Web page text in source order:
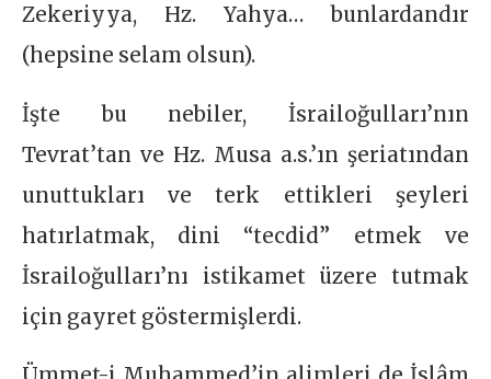
Zekeriyya, Hz. Yahya… bunlardandır
(hepsine selam olsun).
İşte bu nebiler, İsrailoğulları’nın
Tevrat’tan ve Hz. Musa a.s.’ın şeriatından
unuttukları ve terk ettikleri şeyleri
hatırlatmak, dini “tecdid” etmek ve
İsrailoğulları’nı istikamet üzere tutmak
için gayret göstermişlerdi.